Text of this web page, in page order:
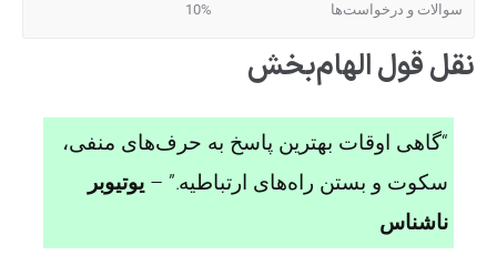
سوالات و درخواست‌ها 10%
نقل قول الهام‌بخش
“گاهی اوقات بهترین پاسخ به حرف‌های منفی،
سکوت و بستن راه‌های ارتباطیه.” – یوتیوبر
ناشناس